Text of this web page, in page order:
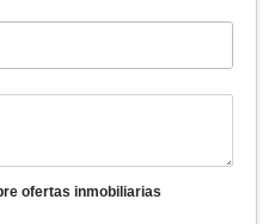
ofertas inmobiliarias